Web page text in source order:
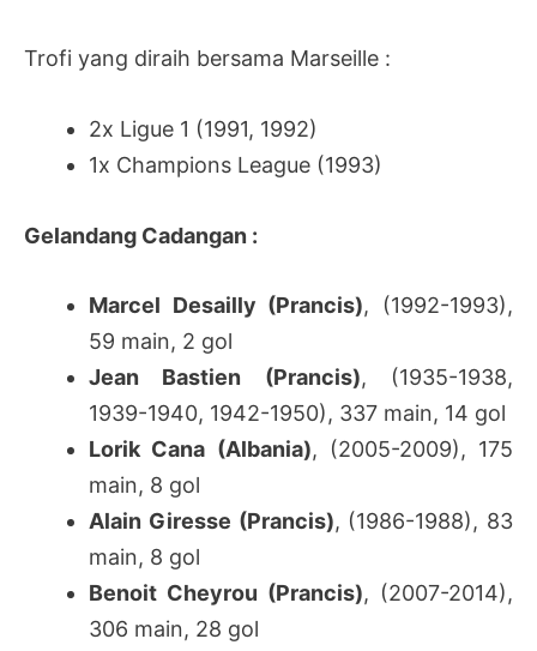
Trofi yang diraih bersama Marseille :
2x Ligue 1 (1991, 1992)
1x Champions League (1993)
Gelandang Cadangan :
Marcel Desailly (Prancis), (1992-1993),
59 main, 2 gol
Jean Bastien (Prancis), (1935-1938,
1939-1940, 1942-1950), 337 main, 14 gol
Lorik Cana (Albania), (2005-2009), 175
main, 8 gol
Alain Giresse (Prancis), (1986-1988), 83
main, 8 gol
Benoit Cheyrou (Prancis), (2007-2014),
306 main, 28 gol